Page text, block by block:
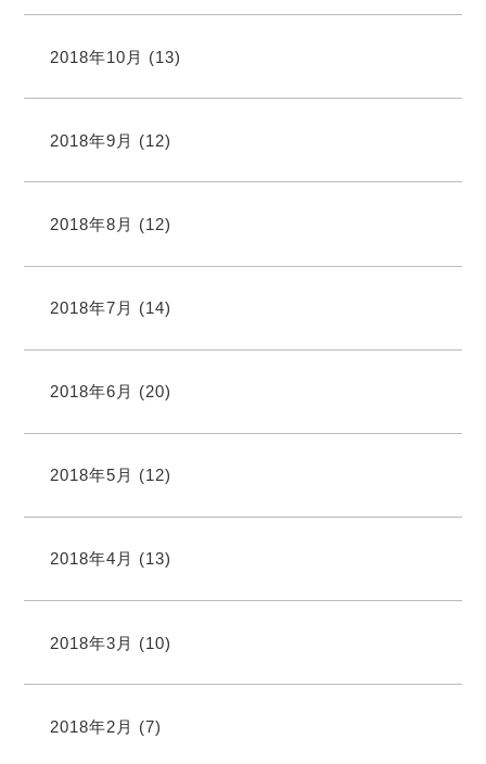
2018年10月 (13)
2018年9月 (12)
2018年8月 (12)
2018年7月 (14)
2018年6月 (20)
2018年5月 (12)
2018年4月 (13)
2018年3月 (10)
2018年2月 (7)